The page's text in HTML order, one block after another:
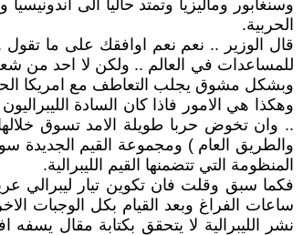
وسنغابور وماليزيا وتمتد حاليا الى
الحربية.
قال الوزير .. نعم نعم اوافقك على ما تقول ..
للمساعدات في العالم .. ولكن لا احد من شعوب
وبشكل مشوق يجلب التعاطف مع امريكا
وهكذا هي الامور فاذا كان السادة
.. وان تخوض حربا طويلة الامد تسوق
والطريق العام ) ومجموعة القيم الجديدة
المنظومة التي تتضمنها القيم الليبرالية.
فكما سبق وقلت فان تكوين تيار ليبرالي
ساعات الفراغ وبعد القيام بكل الوجبات